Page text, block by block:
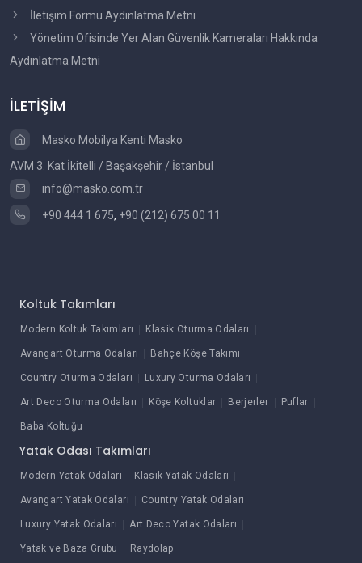
İletişim Formu Aydınlatma Metni
Yönetim Ofisinde Yer Alan Güvenlik Kameraları Hakkında
Aydınlatma Metni
İLETİŞİM
Masko Mobilya Kenti Masko
AVM 3. Kat İkitelli / Başakşehir / İstanbul
info@masko.com.tr
+90 444 1 675, +90 (212) 675 00 11
Koltuk Takımları
Modern Koltuk Takımları Klasik Oturma Odaları
Avangart Oturma Odaları Bahçe Köşe Takımı
Country Oturma Odaları Luxury Oturma Odaları
Art Deco Oturma Odaları Köşe Koltuklar Berjerler Puflar
Baba Koltuğu
Yatak Odası Takımları
Modern Yatak Odaları Klasik Yatak Odaları
Avangart Yatak Odaları Country Yatak Odaları
Luxury Yatak Odaları Art Deco Yatak Odaları
Yatak ve Baza Grubu Raydolap